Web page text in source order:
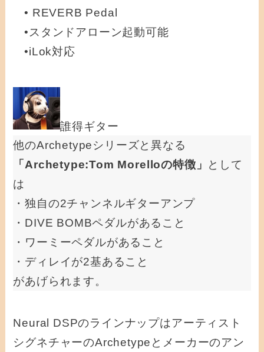
• REVERB Pedal
•スタンドアローン起動可能
•iLok対応
誰得ギター
他のArchetypeシリーズと異なる
「Archetype:Tom Morelloの特徴」
として
は
・独自の2チャンネルギターアンプ
・DIVE BOMBペダルがあること
・ワーミーペダルがあること
・ディレイが2基あること
があげられます。
Neural DSPのラインナップはアーティスト
シグネチャーのArchetypeとメーカーのアン